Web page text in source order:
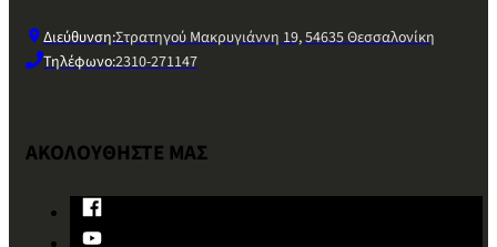
Διεύθυνση:Στρατηγού Μακρυγιάννη 19, 54635 Θεσσαλονίκη
Τηλέφωνο:2310-271147
ΑΚΟΛΟΥΘΗΣΤΕ ΜΑΣ